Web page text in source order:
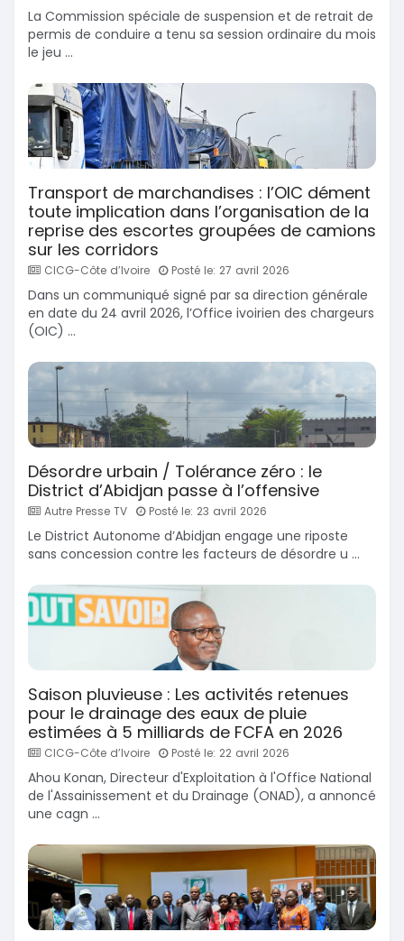
La Commission spéciale de suspension et de retrait de
permis de conduire a tenu sa session ordinaire du mois
le jeu ...
Transport de marchandises : l’OIC dément
toute implication dans l’organisation de la
reprise des escortes groupées de camions
sur les corridors
CICG-Côte d’Ivoire Posté le: 27 avril 2026
Dans un communiqué signé par sa direction générale
en date du 24 avril 2026, l’Office ivoirien des chargeurs
(OIC) ...
Désordre urbain / Tolérance zéro : le
District d’Abidjan passe à l’offensive
Autre Presse TV Posté le: 23 avril 2026
Le District Autonome d’Abidjan engage une riposte
sans concession contre les facteurs de désordre u ...
Saison pluvieuse : Les activités retenues
pour le drainage des eaux de pluie
estimées à 5 milliards de FCFA en 2026
CICG-Côte d’Ivoire Posté le: 22 avril 2026
Ahou Konan, Directeur d'Exploitation à l'Office National
de l'Assainissement et du Drainage (ONAD), a annoncé
une cagn ...